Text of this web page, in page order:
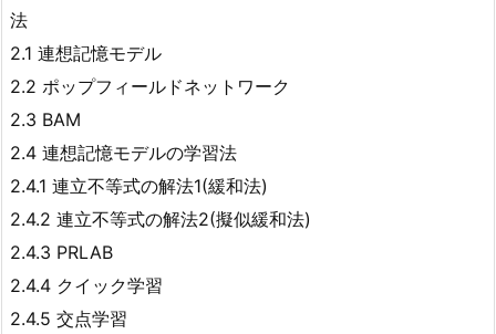
法
2.1 連想記憶モデル
2.2 ポップフィールドネットワーク
2.3 BAM
2.4 連想記憶モデルの学習法
2.4.1 連立不等式の解法1(緩和法)
2.4.2 連立不等式の解法2(擬似緩和法)
2.4.3 PRLAB
2.4.4 クイック学習
2.4.5 交点学習